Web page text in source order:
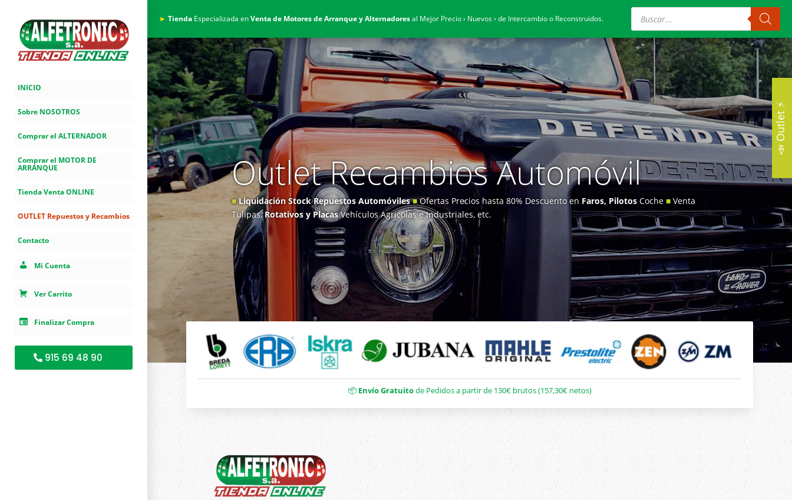
INICIO
Sobre NOSOTROS
Comprar el ALTERNADOR
Comprar el MOTOR DE
ARRANQUE
Tienda Venta ONLINE
OUTLET Repuestos y Recambios
Contacto
Mi Cuenta
Ver Carrito
Finalizar Compra
915 69 48 90
► Tienda Especializada enVenta de Motores de Arranque y Alternadoresal Mejor Precio › Nuevos › de Intercambio o Reconstruidos.
Búsqueda
productos
Outlet Recambios Automóvil
■Liquidación Stock Repuestos Automóviles ■Ofertas Precios hasta 80% Descuento en Faros, PilotosCoche ■Venta
Tulipas,Rotativos y PlacasVehículos Agrícolas e Industriales, etc.
📦 Envío Gratuitode Pedidos a partir de 130€ brutos (157,30€ netos)
📣 Outlet ⚡